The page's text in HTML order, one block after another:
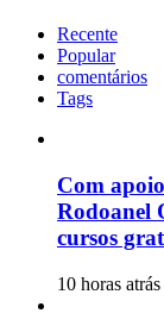
Recente
Popular
comentários
Tags
Com
Rodoanel
cursos
10 horas atrás